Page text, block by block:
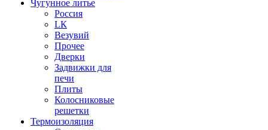
Чугунное литье
Россия
LК
Везувий
Прочее
Дверки
Задвижки для
печи
Плиты
Колосниковые
решетки
Термоизоляция